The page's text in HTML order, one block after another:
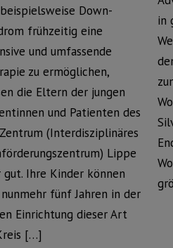
Down-
frühzeitig eine
und umfassende
zu ermöglichen,
die Eltern der jungen
und Patienten des
(Interdisziplinäres
Lippe
gut. Ihre Kinder können
fünf Jahren in der
Einrichtung dieser Art
[…]
in